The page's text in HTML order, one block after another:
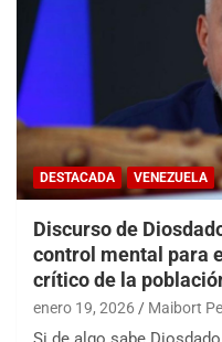
DESTACADA VENEZUELA
Discurso de
control mental para
crítico de la
enero 19, 2026 Maibort